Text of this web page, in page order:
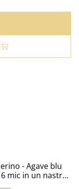
Agave blu
mic in un nastro